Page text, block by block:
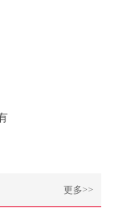
更多>>